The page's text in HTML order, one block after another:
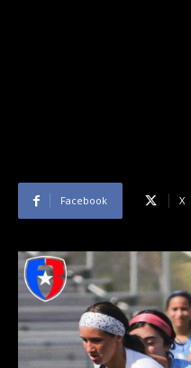
Facebook X